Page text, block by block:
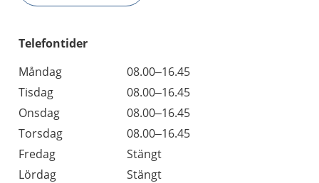
Telefontider
Måndag
08.00–16.45
Tisdag
08.00–16.45
Onsdag
08.00–16.45
Torsdag
08.00–16.45
Fredag
Stängt
Lördag
Stängt